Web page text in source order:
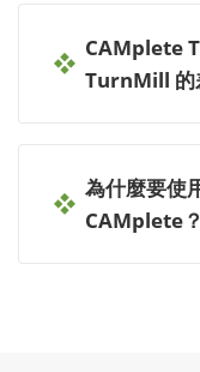
CAMplete
TurnMill 的
為什麼要
CAMplete？